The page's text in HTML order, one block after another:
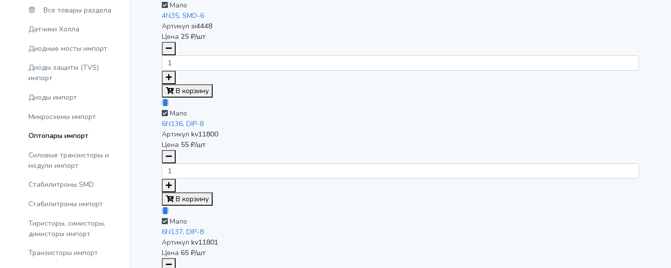
Все товары раздела
Датчики Холла
Диодные мосты импорт
Диоды защиты (TVS)
импорт
Диоды импорт
Микросхемы импорт
Оптопары импорт
Силовые транзисторы и
модули импорт
Стабилитроны SMD
Стабилитроны импорт
Тиристоры, симисторы,
динисторы импорт
Транзисторы импорт
Мало
4N35, SMD-6
Артикул si4448
Цена 25 ₽/шт
В корзину
Мало
6N136, DIP-8
Артикул kv11800
Цена 55 ₽/шт
В корзину
Мало
6N137, DIP-8
Артикул kv11801
Цена 65 ₽/шт